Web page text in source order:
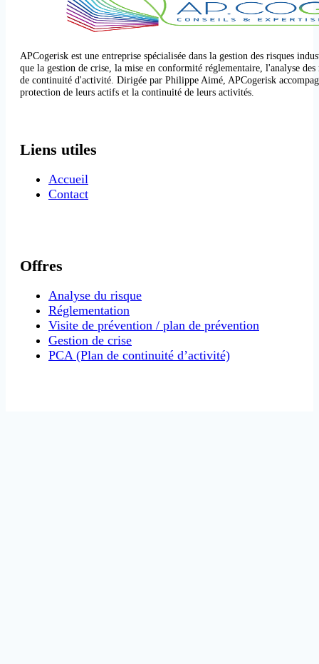
APCogerisk est une entreprise spécialisée dans la gestion des risques
que la gestion de crise, la mise en conformité réglementaire, l'analyse
de continuité d'activité. Dirigée par Philippe Aimé, APCogerisk
protection de leurs actifs et la continuité de leurs activités.
Liens utiles
Accueil
Contact
Offres
Analyse du risque
Réglementation
Visite de prévention / plan de prévention
Gestion de crise
PCA (Plan de continuité d’activité)